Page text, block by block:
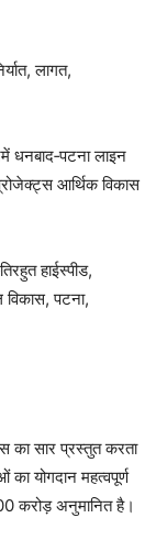
लागत,
धनबाद‑पटना लाइन
आर्थिक विकास
हाईस्पीड,
विकास, पटना,
का सार प्रस्तुत करता
योगदान महत्वपूर्ण
करोड़ अनुमानित है।